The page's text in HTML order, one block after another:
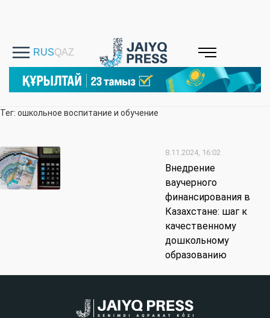
Тег: ошкольное воспитание и обучение
8.11.2024, 16:02
Внедрение
ваучерного
финансирования в
Казахстане: шаг к
качественному
дошкольному
образованию